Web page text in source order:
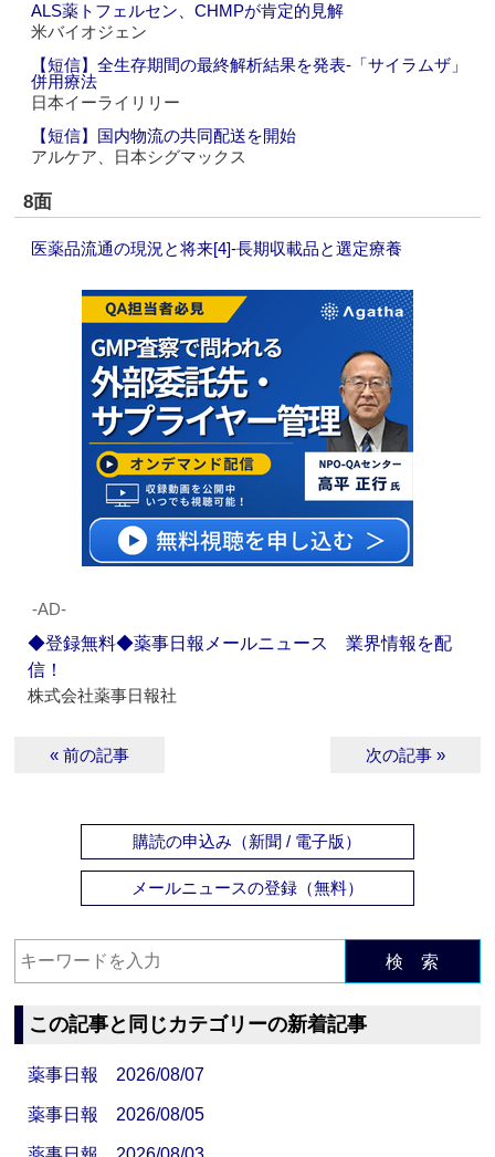
ALS薬トフェルセン、CHMPが肯定的見解
米バイオジェン
【短信】全生存期間の最終解析結果を発表‐「サイラムザ」
併用療法
日本イーライリリー
【短信】国内物流の共同配送を開始
アルケア、日本シグマックス
8面
医薬品流通の現況と将来[4]‐長期収載品と選定療養
‐AD‐
◆登録無料◆薬事日報メールニュース 業界情報を配
信！
株式会社薬事日報社
« 前の記事 次の記事 »
購読の申込み（新聞 / 電子版）
メールニュースの登録（無料）
検 索
この記事と同じカテゴリーの新着記事
薬事日報 2026/08/07
薬事日報 2026/08/05